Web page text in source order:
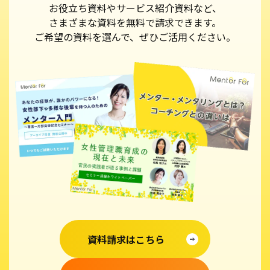
お役立ち資料やサービス紹介資料など、
さまざまな資料を無料で請求できます。
ご希望の資料を選んで、ぜひご活用ください。
資料請求はこちら